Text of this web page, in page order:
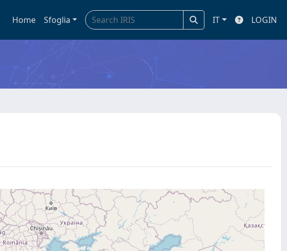
Home Sfoglia IT LOGIN